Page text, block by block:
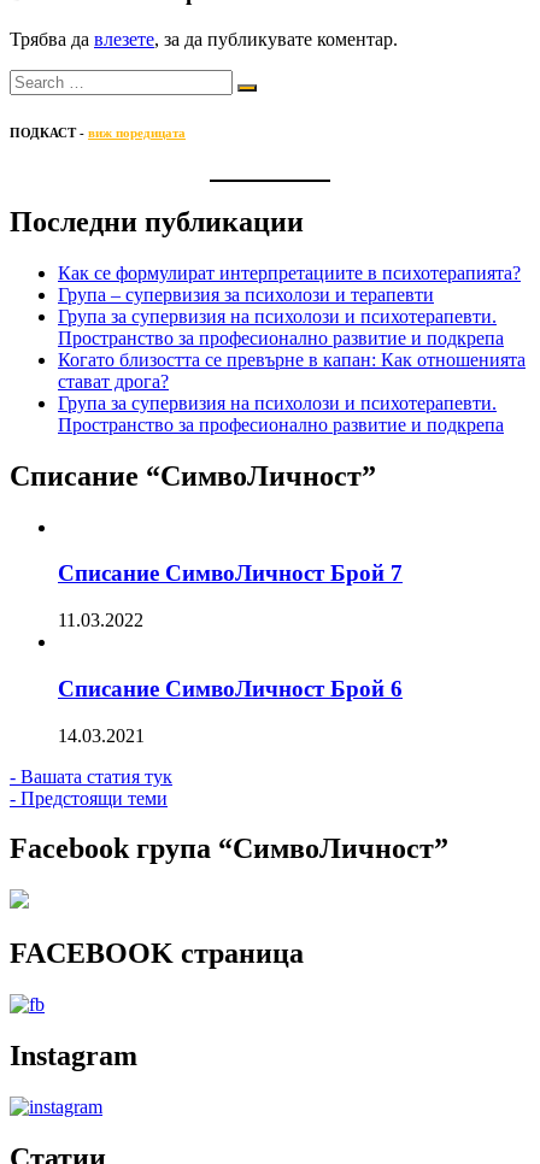
Трябва да влезете, за да публикувате коментар.
ПОДКАСТ - виж поредицата
Последни публикации
Как се формулират интерпретациите в психотерапията?
Група – супервизия за психолози и терапевти
Група за супервизия на психолози и психотерапевти.
Пространство за професионално развитие и подкрепа
Когато близостта се превърне в капан: Как отношенията
стават дрога?
Група за супервизия на психолози и психотерапевти.
Пространство за професионално развитие и подкрепа
Списание “СимвоЛичност”
Списание СимвоЛичност Брой 7
11.03.2022
Списание СимвоЛичност Брой 6
14.03.2021
- Вашата статия тук
- Предстоящи теми
Facebook група “СимвоЛичност”
FACEBOOK страница
Instagram